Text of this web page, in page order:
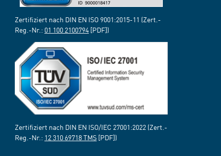
Zertifiziert nach DIN EN ISO 9001:2015-11 (Zert.-
Reg.-Nr.: 01 100 2100794 [PDF])
Zertifiziert nach DIN EN ISO/IEC 27001:2022 (Zert.-
Reg.-Nr.: 12 310 69718 TMS [PDF])